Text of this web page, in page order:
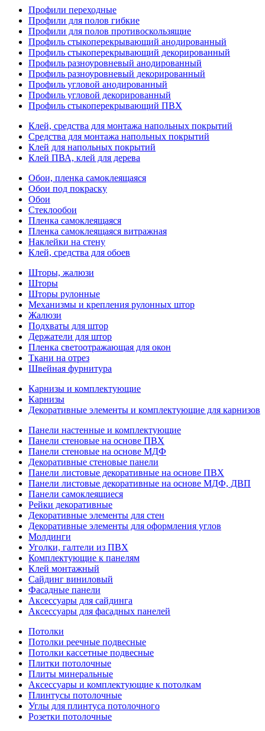
Профили переходные
Профили для полов гибкие
Профили для полов противоскользящие
Профиль стыкоперекрывающий анодированный
Профиль стыкоперекрывающий декорированный
Профиль разноуровневый анодированный
Профиль разноуровневый декорированный
Профиль угловой анодированный
Профиль угловой декорированный
Профиль стыкоперекрывающий ПВХ
Клей, средства для монтажа напольных покрытий
Средства для монтажа напольных покрытий
Клей для напольных покрытий
Клей ПВА, клей для дерева
Обои, пленка самоклеящаяся
Обои под покраску
Обои
Стеклообои
Пленка самоклеящаяся
Пленка самоклеящаяся витражная
Наклейки на стену
Клей, средства для обоев
Шторы, жалюзи
Шторы
Шторы рулонные
Механизмы и крепления рулонных штор
Жалюзи
Подхваты для штор
Держатели для штор
Пленка светоотражающая для окон
Ткани на отрез
Швейная фурнитура
Карнизы и комплектующие
Карнизы
Декоративные элементы и комплектующие для карнизов
Панели настенные и комплектующие
Панели стеновые на основе ПВХ
Панели стеновые на основе МДФ
Декоративные стеновые панели
Панели листовые декоративные на основе ПВХ
Панели листовые декоративные на основе МДФ, ДВП
Панели самоклеящиеся
Рейки декоративные
Декоративные элементы для стен
Декоративные элементы для оформления углов
Молдинги
Уголки, галтели из ПВХ
Комплектующие к панелям
Клей монтажный
Сайдинг виниловый
Фасадные панели
Аксессуары для сайдинга
Аксессуары для фасадных панелей
Потолки
Потолки реечные подвесные
Потолки кассетные подвесные
Плитки потолочные
Плиты минеральные
Аксессуары и комплектующие к потолкам
Плинтусы потолочные
Углы для плинтуса потолочного
Розетки потолочные